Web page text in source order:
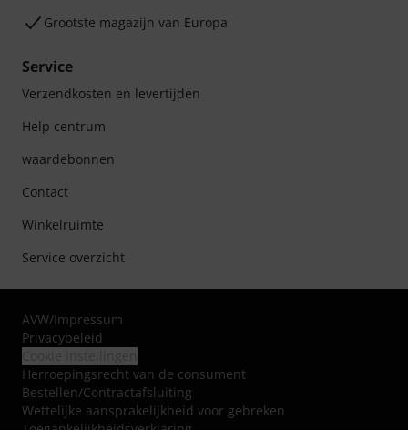
Grootste magazijn van Europa
Service
Verzendkosten en levertijden
Help centrum
waardebonnen
Contact
Winkelruimte
Service overzicht
AVW/Impressum
Privacybeleid
Herroepingsrecht van de consument
Bestellen/Contractafsluiting
Wettelijke aansprakelijkheid voor gebreken